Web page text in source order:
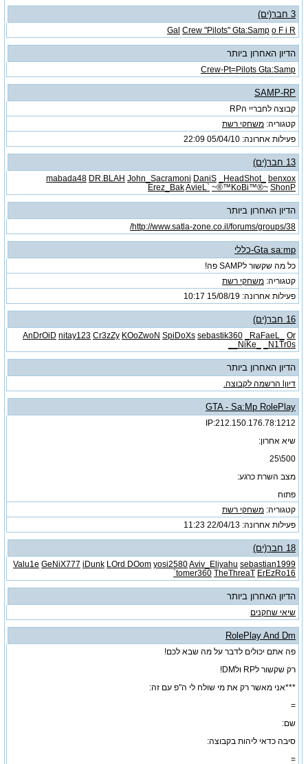
3 חבר(ים)
Gal Crew "Pilots" Gta:Samp o F i R
הדיון האחרון ביותר
Crew-Pt=Pilots Gta:Samp
SAMP-RP
קבוצה לחבריי הRP
קטגוריה: משחקי רשת
פעילות אחרונה: 05/04/10
22:09
13 חבר(ים)
mabada48 DR.BLAH John_Sacramoni DaniS _HeadShot_
benxox
Erez_BakAvieL` ~®™KoBi™®~ ShonP
הדיון האחרון ביותר
http://www.satla-zone.co.il/forums/groups/38/
Gta sa:mp-כללי
כל מה שקשור לSAMP פה!
קטגוריה: משחקי רשת
פעילות אחרונה: 15/08/19
10:17
16 חבר(ים)
AnDrOiD nitay123 Cr3zZy KOoZwoN SpiDoXs sebastik360 _RaFaeL_
Or
_NiKe_
_N1Tr0s_
הדיון האחרון ביותר
דיוןl הרשמה לקבוצה.
GTA - Sa:Mp RolePlay
212.150.176.78:1212:IP
שיא אחרון:
500\25
מצב השרת כרגע:
פתוח
קטגוריה: משחקי רשת
פעילות אחרונה: 22/04/13
11:23
18 חבר(ים)
Valu1e GeNiX777 iDunk LOrd DOom yosi2580Aviv_Eliyahu sebastian1999
tomer360 TheThreaT ErEzRo16`
הדיון האחרון ביותר
שיאי שחקנים
RolePlay And Dm
פה אתם יכולים לדבר על מה שבא לכם!
רק שקשור לRP ולDM!
***אני מאשר רק את מי שולח לי ה"פ עם זה:
=
שם:
סיבה כדאי ליהות בקבוצה:
=